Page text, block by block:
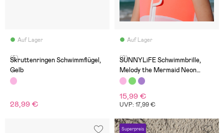
Auf Lager
(5)
Skruttenringen Schwimmflügel,
Gelb
28,99 €
Auf Lager
(0)
SUNNYLiFE Schwimmbrille,
Melody the Mermaid Neon
Strawberry
15,99 €
UVP: 17,99 €
Superpreis